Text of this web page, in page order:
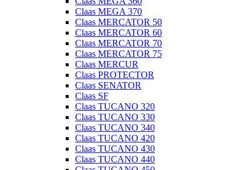
Claas MEGA 370
Claas MERCATOR 50
Claas MERCATOR 60
Claas MERCATOR 70
Claas MERCATOR 75
Claas MERCUR
Claas PROTECTOR
Claas SENATOR
Claas SF
Claas TUCANO 320
Claas TUCANO 330
Claas TUCANO 340
Claas TUCANO 420
Claas TUCANO 430
Claas TUCANO 440